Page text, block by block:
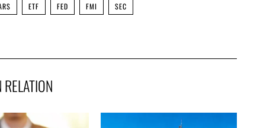
ETF FED FMI SEC
RELATION